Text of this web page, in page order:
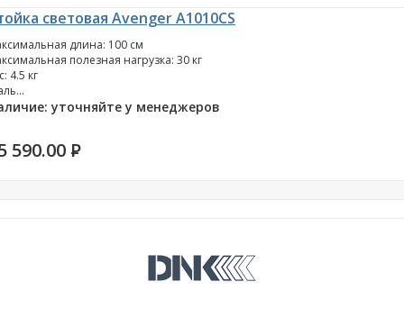
световая Avenger A1010CS
длина: 100 см
полезная нагрузка: 30 кг
4.5 кг
уточняйте у менеджеров
590.00 P